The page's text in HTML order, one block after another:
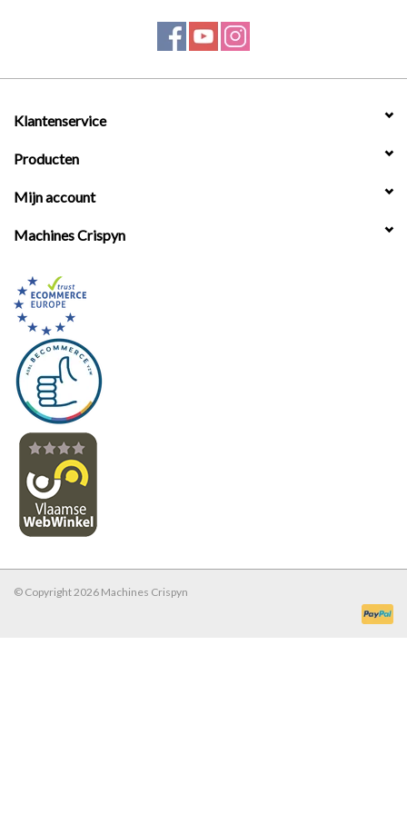
Relatiegeschenken |
TIPS & KENNIS
Klantenservice
Producten
Mijn account
Machines Crispyn
© Copyright 2026 Machines Crispyn